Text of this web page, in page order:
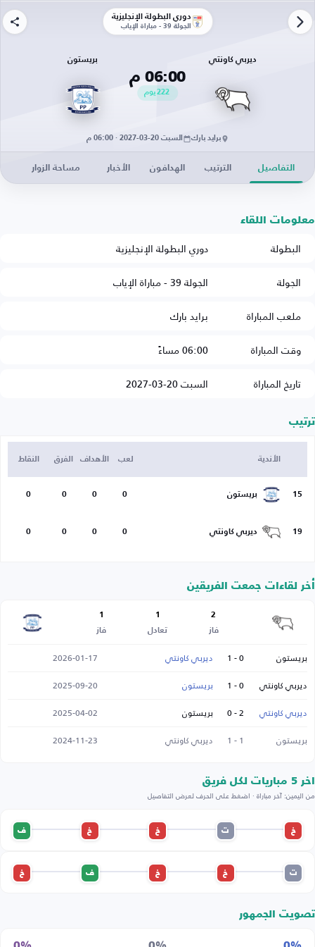
دوري البطولة الإنجليزية
الجولة 39 - مباراة الإياب
ديربي كاونتي
06:00 م
222يوم
بريستون
برايد بارك السبت 20-03-2027 · 06:00 م
التفاصيل الترتيب الهدافون الأخبار مساحة الزوار
معلومات اللقاء
البطولة
دوري البطولة الإنجليزية
الجولة
الجولة 39 - مباراة الإياب
ملعب المباراة
برايد بارك
وقت المباراة
06:00 مساءً
تاريخ المباراة
السبت 20-03-2027
ترتيب
الأندية لعب الأهداف الفرق النقاط
15 بريستون 0
0
0
0
19 ديربي كاونتي 0
0
0
0
أخر لقاءات جمعت الفريقين
2
فاز
1
تعادل
1
فاز
بريستون 0 - 1 ديربي كاونتي
2026-01-17
ديربي كاونتي
0 - 1 بريستون
2025-09-20
ديربي كاونتي
2 - 0 بريستون
2025-04-02
بريستون
1 - 1 ديربي كاونتي 2024-11-23
اخر 5 مباريات لكل فريق
من اليمين: آخر مباراة · اضغط على الحرف لعرض التفاصيل
خ ت خ خ ف
ت خ خ ف خ
تصويت الجمهور